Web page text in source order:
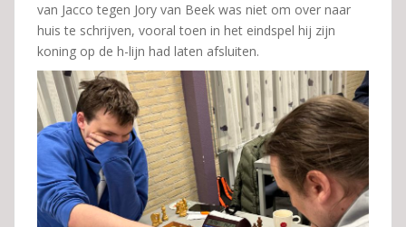
van Jacco tegen Jory van Beek was niet om over naar
huis te schrijven, vooral toen in het eindspel hij zijn
koning op de h-lijn had laten afsluiten.